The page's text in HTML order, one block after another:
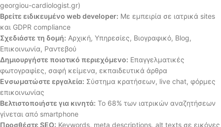
georgiou-cardiologist.gr)
Βρείτε ειδικευμένο web developer: Με εμπειρία σε ιατρικά sites
και GDPR compliance
Σχεδιάστε τη δομή: Αρχική, Υπηρεσίες, Βιογραφικό, Blog,
Επικοινωνία, Ραντεβού
Δημιουργήστε ποιοτικό περιεχόμενο: Επαγγελματικές
φωτογραφίες, σαφή κείμενα, εκπαιδευτικά άρθρα
Ενσωματώστε εργαλεία: Σύστημα κρατήσεων, live chat, φόρμες
επικοινωνίας
Βελτιστοποιήστε για κινητά: Το 68% των ιατρικών αναζητήσεων
γίνεται από smartphone
Προσθέστε SEO: Keywords, meta descriptions, alt texts σε εικόνες